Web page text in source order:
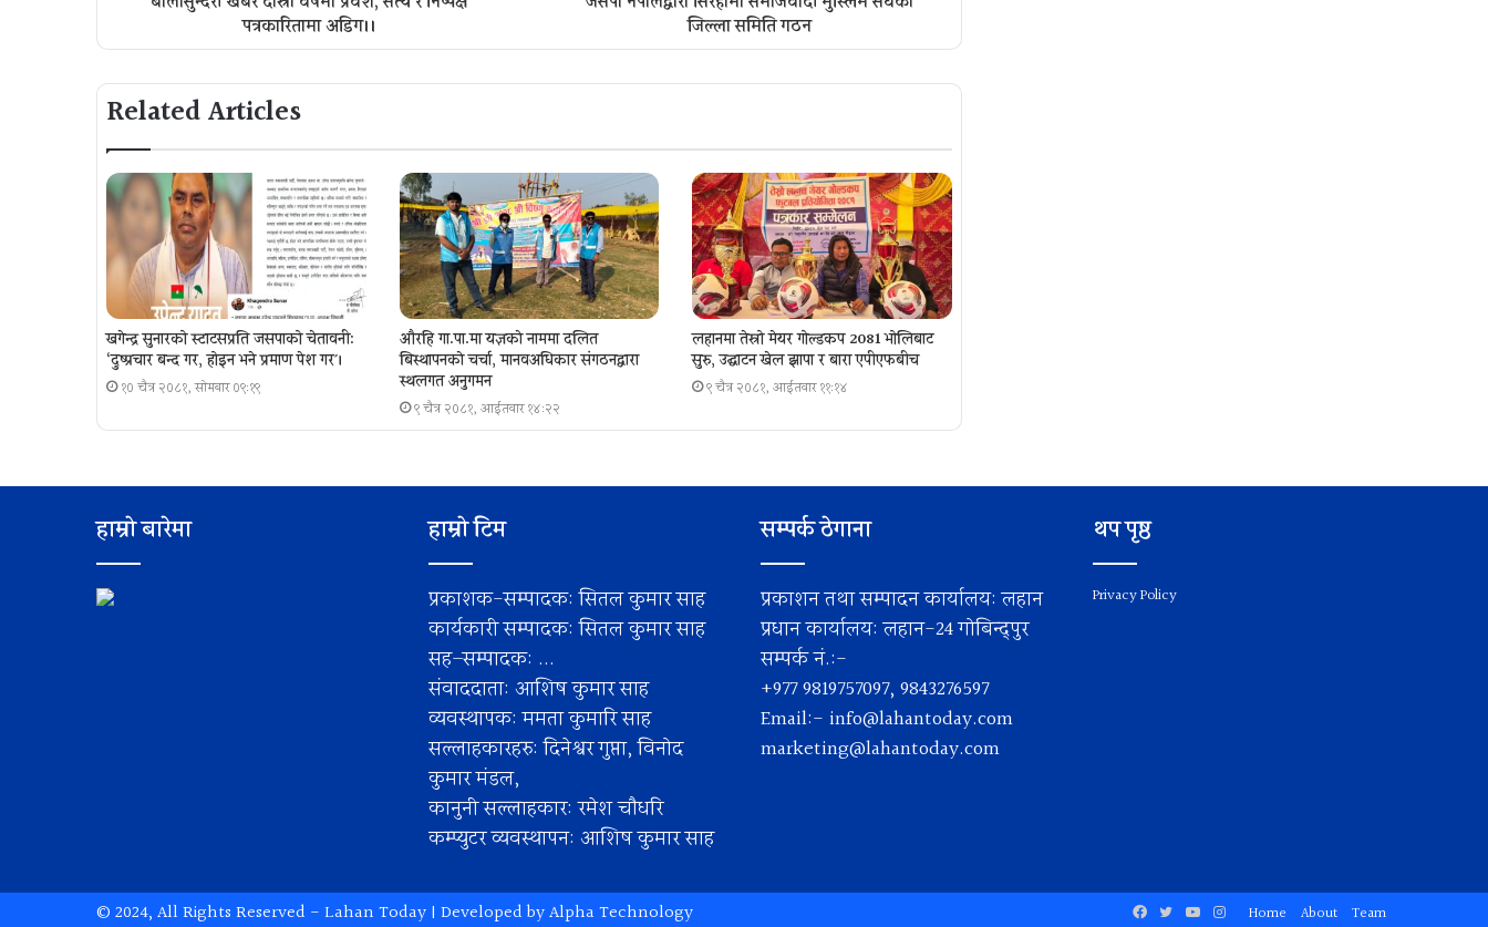
पत्रकारितामा अडिग।।
जिल्ला समिति गठन
Related Articles
खगेन्द्र सुनारको स्टाटसप्रति जसपाको चेतावनी:
‘दुष्प्रचार बन्द गर, होइन भने प्रमाण पेश गर´।
१० चैत्र २०८१, सोमबार ०९:१९
औरहि गा.पा.मा यज्ञकाे नाममा दलित
बिस्थापनकाे चर्चा, मानवअधिकार संगठनद्वारा
स्थलगत अनुगमन
९ चैत्र २०८१, आईतवार १४:२२
लहानमा तेस्रो मेयर गोल्डकप 2081 भोलिबाट
सुरु, उद्घाटन खेल झापा र बारा एपीएफबीच
९ चैत्र २०८१, आईतवार ११:१४
हाम्रो बारेमा हाम्रो टिम
प्रकाशक-सम्पादक: सितल कुमार साह
कार्यकारी सम्पादक: सितल कुमार साह
सह–सम्पादक: ...
संवाददाता: आशिष कुमार साह
व्यवस्थापक: ममता कुमारि साह
सल्लाहकारहरु: दिनेश्वर गुप्ता, विनोद
कुमार मंडल,
कानुनी सल्लाहकार: रमेश चाैधरि
कम्प्युटर व्यवस्थापन: आशिष कुमार साह
सम्पर्क ठेगाना
प्रकाशन तथा सम्पादन कार्यालय: लहान
प्रधान कार्यालय: लहान-24 गोबिन्द्पुर
सम्पर्क नं.:-
+977 9819757097, 9843276597
Email:- info@lahantoday.com
marketing@lahantoday.com
थप पृष्ठ
Privacy Policy
© 2024, All Rights Reserved - Lahan Today | Developed byAlpha Technology Home About Team
Facebook
TwitterYouTubeInstagram